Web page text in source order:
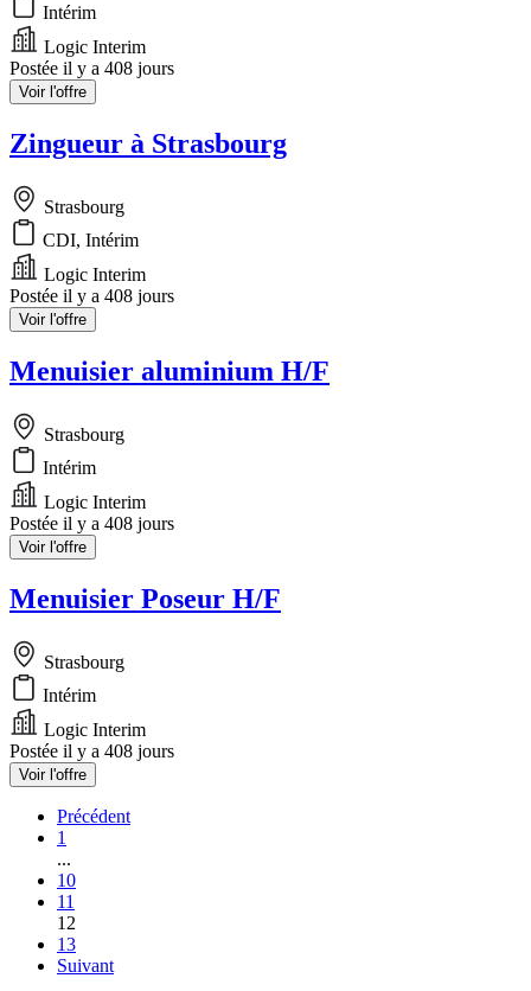
Intérim
Logic Interim
Postée il y a 408 jours
Voir l'offre
Zingueur à Strasbourg
Strasbourg
CDI, Intérim
Logic Interim
Postée il y a 408 jours
Voir l'offre
Menuisier aluminium H/F
Strasbourg
Intérim
Logic Interim
Postée il y a 408 jours
Voir l'offre
Menuisier Poseur H/F
Strasbourg
Intérim
Logic Interim
Postée il y a 408 jours
Voir l'offre
Précédent
1
...
10
11
12
13
Suivant